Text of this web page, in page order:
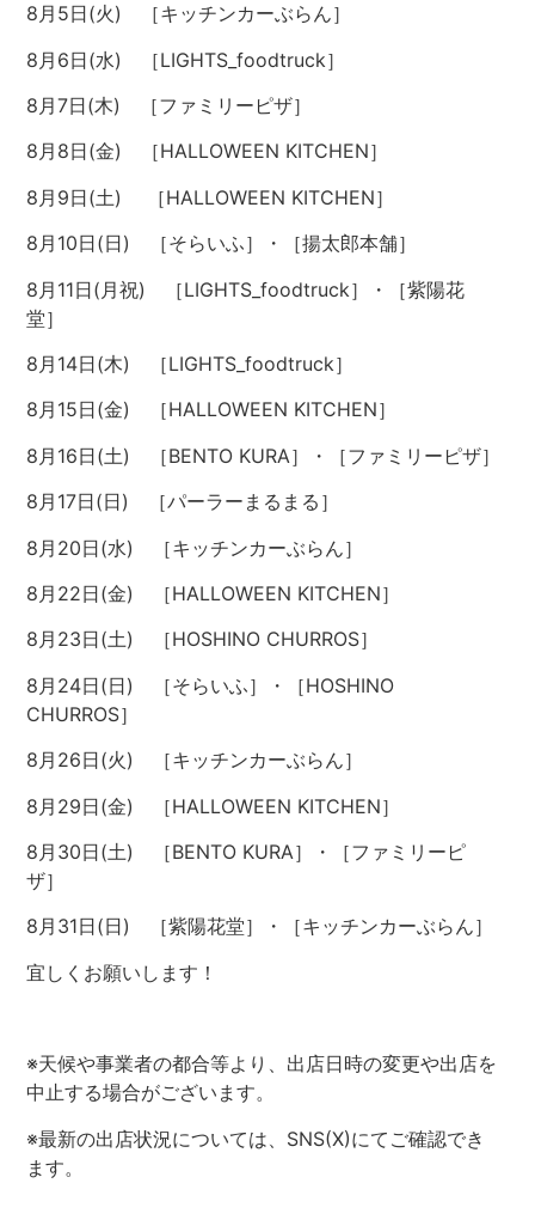
8月5日(火) ［キッチンカーぶらん］
8月6日(水)
［LIGHTS_foodtruck］
8月7日(木) ［ファミリーピザ］
8月8日(金) ［HALLOWEEN KITCHEN］
8 月9日(土) ［HALLOWEEN KITCHEN］
8月10日(日) ［そらいふ］・［揚太郎本舗］
8 月11日(月祝) ［LIGHTS_foodtruck］・［紫陽花
堂］
8月14日(木) ［LIGHTS_foodtruck］
8月15日(金) ［HALLOWEEN KITCHEN］
8 月16日(土) ［BENTO KURA］・［ファミリーピザ］
8月17日(日) ［パーラーまるまる ］
8 月20日(水) ［キッチンカーぶらん］
8 月22日(金) ［HALLOWEEN KITCHEN］
8月23日(土) ［HOSHINO CHURROS］
8 月24日(日) ［そらいふ］・［HOSHINO
CHURROS］
8月26日(火) ［キッチンカーぶらん］
8 月29日(金) ［HALLOWEEN KITCHEN］
8 月30日(土) ［BENTO KURA］・［ファミリーピ
ザ］
8月31日(日) ［紫陽花堂］・［キッチンカーぶらん］
宜しくお願いします！
※天候や事業者の都合等より、出店日時の変更や出店を
中止する場合がございます。
※最新の出店状況については、SNS(X)にてご確認でき
ます。